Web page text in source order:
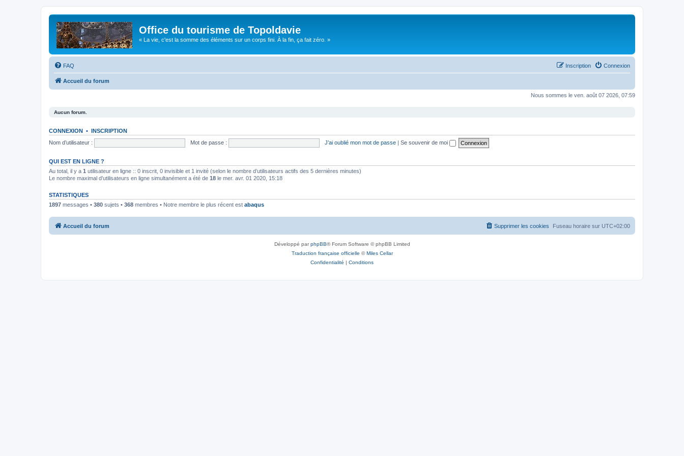
Office du tourisme de Topoldavie
« La vie, c'est la somme des éléments sur un corps fini. À la fin, ça fait zéro. »
FAQ Connexion
Inscription
Accueil du forum
Nous sommes le ven. août 07 2026, 07:59
Aucun forum.
CONNEXION • INSCRIPTION
Nom d’utilisateur :
Mot de passe : J’ai oublié mon mot de passe | Se souvenir de moi
QUI EST EN LIGNE ?
Au total, il y a 1 utilisateur en ligne :: 0 inscrit, 0 invisible et 1 invité (selon le nombre d’utilisateurs actifs des 5 dernières minutes)
Le nombre maximal d’utilisateurs en ligne simultanément a été de 18 le mer. avr. 01 2020, 15:18
STATISTIQUES
1897 messages • 380 sujets • 368 membres • Notre membre le plus récent est abaqus
Accueil du forum Fuseau horaire sur UTC+02:00
Supprimer les cookies
Développé parphpBB® Forum Software © phpBB Limited
Traduction française officielle ©Miles Cellar
Confidentialité | Conditions